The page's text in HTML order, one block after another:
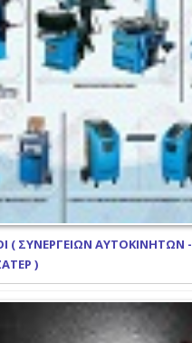
( ΣΥΝΕΡΓΕΙΩΝ ΑΥΤΟΚΙΝΗΤΩΝ -
)